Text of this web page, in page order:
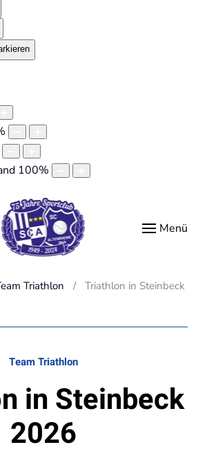
100%
Menü
Triathlon
Triathlon in Steinbeck
Team Triathlon
in Steinbeck
2026